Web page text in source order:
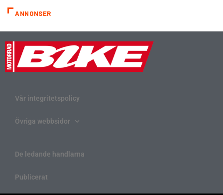
ANNONSER
Vår integritetspolicy
Övriga webbsidor
De ledande handlarna
Publicerat